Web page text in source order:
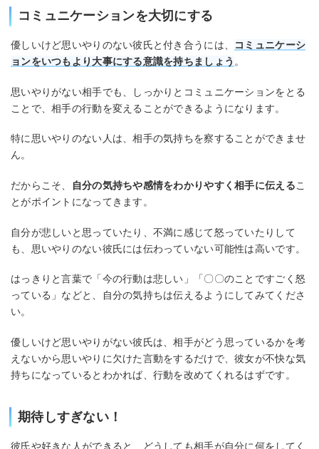
コミュニケーションを大切にする
優しいけど思いやりのない彼氏と付き合うには、
コミュニケーシ
ョンをいつもより大事にする意識を持ちましょう 。
思いやりがない相手でも、しっかりとコミュニケーションをとる
ことで、相手の行動を変えることができるようになります。
特に思いやりのない人は、相手の気持ちを察することができませ
ん。
だからこそ、 自分の気持ちや感情をわかりやすく相手に伝えるこ
とがポイントになってきます。
自分が悲しいと思っていたり、不満に感じて怒っていたりして
も、思いやりのない彼氏には伝わっていない可能性は高いです。
はっきりと言葉で「今の行動は悲しい」「〇〇のことですごく怒
っている」などと、自分の気持ちは伝えるようにしてみてくださ
い。
優しいけど思いやりがない彼氏は、相手がどう思っているかを考
えないから思いやりに欠けた言動をするだけで、彼女が不快な気
持ちになっているとわかれば、行動を改めてくれるはずです。
期待しすぎない！
彼氏や好きな人ができると、どうしても相手が自分に何をしてく